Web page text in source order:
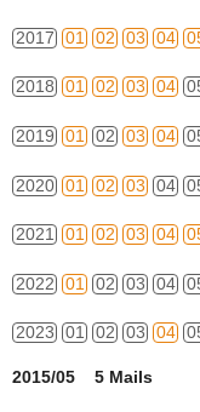
2017 01 02 03 04
2018 01 02 03 04
2019 01 02 03 04
2020 01 02 03 04
2021 01 02 03 04
2022 01 02 03 04
2023 01 02 03 04
2015/05 5 Mails